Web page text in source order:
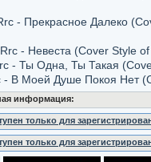
- Прекрасное Далеко
- Невеста (Cover Style
- Ты Одна, Ты Такая
- В Моей Душе Покоя Нет
информация:
только для
только для